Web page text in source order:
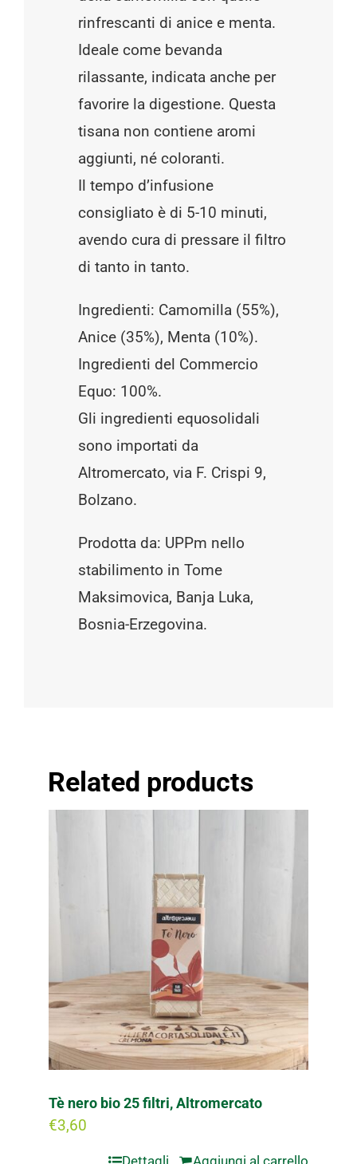
rinfrescanti di anice e menta.
Ideale come bevanda
rilassante, indicata anche per
favorire la digestione. Questa
tisana non contiene aromi
aggiunti, né coloranti.
Il tempo d’infusione
consigliato è di 5-10 minuti,
avendo cura di pressare il filtro
di tanto in tanto.
Ingredienti: Camomilla (55%),
Anice (35%), Menta (10%).
Ingredienti del Commercio
Equo: 100%.
Gli ingredienti equosolidali
sono importati da
Altromercato, via F. Crispi 9,
Bolzano.
Prodotta da: UPPm nello
stabilimento in Tome
Maksimovica, Banja Luka,
Bosnia-Erzegovina.
Related products
Tè nero bio 25 filtri, Altromercato
€3,60